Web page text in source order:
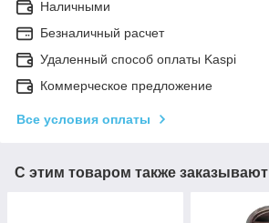
Наличными
Безналичный расчет
Удаленный способ оплаты Kaspi
Коммерческое предложение
Все условия оплаты
С этим товаром также заказывают